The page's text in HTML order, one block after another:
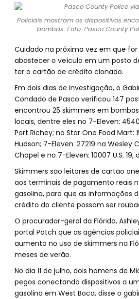
Policiais mostram os dispositivos
bombas. Foto: Pasco County
Cuidado na próxima vez em que for
abastecer o veículo em um posto
ter o cartão de crédito clonado.
Em dois dias de investigação, o
Condado de Pasco verificou 147
encontrou 25 skimmers em
locais, dentre eles no 7-Eleven:
Port Richey; no Star One Food Mart:
Hudson; 7-Eleven: 27219 na Wesley
Chapel e no 7-Eleven: 10007 U.S. 19,
Skimmers são leitores de cartão
aos terminais de pagamento reais
gasolina, para que as informações
crédito do cliente possam ser
O procurador-geral da Flórida,
portal Patch que as agências
aumento no uso de skimmers na
meses de verão.
No dia 11 de julho, dois homens de
pegos conectando dispositivos a
gasolina em West Boca, disse o